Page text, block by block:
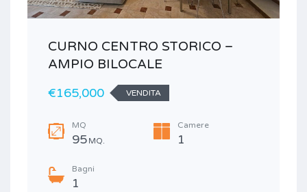
CURNO CENTRO STORICO –
AMPIO BILOCALE
€165,000
VENDITA
MQ
95 MQ.
Camere
1
Bagni
1